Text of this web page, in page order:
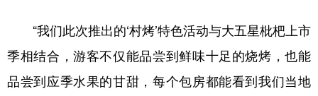
多语种频道
English Español Français عربى
Русский язык 日本語 한국어
“我们此次推出的‘村烤’特色活动与大五星枇杷上市
季相结合，游客不仅能品尝到鲜味十足的烧烤，也能
品尝到应季水果的甘甜，每个包房都能看到我们当地